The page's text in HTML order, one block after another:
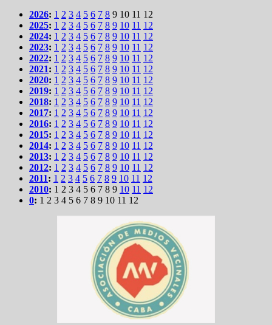
2026: 1 2 3 4 5 6 7 8 9 10 11 12
2025: 1 2 3 4 5 6 7 8 9 10 11 12
2024: 1 2 3 4 5 6 7 8 9 10 11 12
2023: 1 2 3 4 5 6 7 8 9 10 11 12
2022: 1 2 3 4 5 6 7 8 9 10 11 12
2021: 1 2 3 4 5 6 7 8 9 10 11 12
2020: 1 2 3 4 5 6 7 8 9 10 11 12
2019: 1 2 3 4 5 6 7 8 9 10 11 12
2018: 1 2 3 4 5 6 7 8 9 10 11 12
2017: 1 2 3 4 5 6 7 8 9 10 11 12
2016: 1 2 3 4 5 6 7 8 9 10 11 12
2015: 1 2 3 4 5 6 7 8 9 10 11 12
2014: 1 2 3 4 5 6 7 8 9 10 11 12
2013: 1 2 3 4 5 6 7 8 9 10 11 12
2012: 1 2 3 4 5 6 7 8 9 10 11 12
2011: 1 2 3 4 5 6 7 8 9 10 11 12
2010: 1 2 3 4 5 6 7 8 9 10 11 12
0: 1 2 3 4 5 6 7 8 9 10 11 12